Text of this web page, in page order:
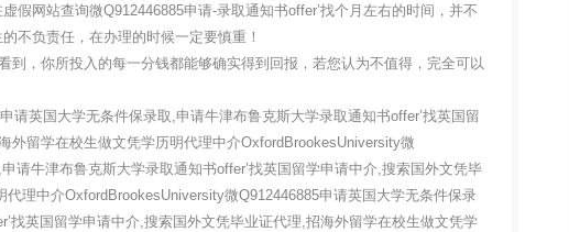
假网站查询微Q912446885申请-录取通知书offer’找个月左右的时间，并不
不负责任，在办理的时候一定要慎重！
到，你所投入的每一分钱都能够确实得到回报，若您认为不值得，完全可以
请英国大学无条件保录取,申请牛津布鲁克斯大学录取通知书offer’找英国留
外留学在校生做文凭学历明代理中介OxfordBrookesUniversity微
请牛津布鲁克斯大学录取通知书offer’找英国留学申请中介,搜索国外文凭毕
理中介OxfordBrookesUniversity微Q912446885申请英国大学无条件保录
找英国留学申请中介,搜索国外文凭毕业证代理,招海外留学在校生做文凭学